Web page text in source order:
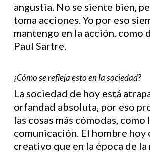
angustia. No se siente bien,
toma acciones. Yo por eso
mantengo en la acción, como
Paul Sartre.
¿Cómo se refleja esto en la sociedad?
La sociedad de hoy está
orfandad absoluta, por eso
las cosas más cómodas,
comunicación. El hombre hoy
creativo que en la época de la